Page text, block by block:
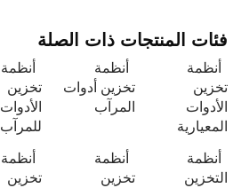
فئات المنتجات ذات الصلة
أنظمة
تخزين
الأدوات
المعيارية
أنظمة
تخزين أدوات
المرآب
أنظمة
تخزين
الأدوات
للمرآب
أنظمة
التخزين
أنظمة
تخزين
أنظمة
تخزين